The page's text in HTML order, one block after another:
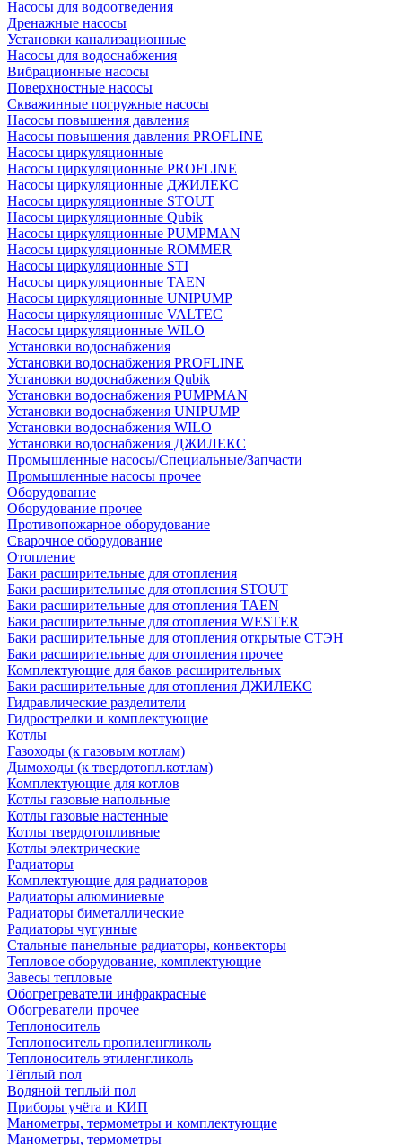
Насосы для водоотведения
Дренажные насосы
Установки канализационные
Насосы для водоснабжения
Вибрационные насосы
Поверхностные насосы
Скважинные погружные насосы
Насосы повышения давления
Насосы повышения давления PROFLINE
Насосы циркуляционные
Насосы циркуляционные PROFLINE
Насосы циркуляционные ДЖИЛЕКС
Насосы циркуляционные STOUT
Насосы циркуляционные Qubik
Насосы циркуляционные PUMPMAN
Насосы циркуляционные ROMMER
Насосы циркуляционные STI
Насосы циркуляционные TAEN
Насосы циркуляционные UNIPUMP
Насосы циркуляционные VALTEC
Насосы циркуляционные WILO
Установки водоснабжения
Установки водоснабжения PROFLINE
Установки водоснабжения Qubik
Установки водоснабжения PUMPMAN
Установки водоснабжения UNIPUMP
Установки водоснабжения WILO
Установки водоснабжения ДЖИЛЕКС
Промышленные насосы/Специальные/Запчасти
Промышленные насосы прочее
Оборудование
Оборудование прочее
Противопожарное оборудование
Сварочное оборудование
Отопление
Баки расширительные для отопления
Баки расширительные для отопления STOUT
Баки расширительные для отопления TAEN
Баки расширительные для отопления WESTER
Баки расширительные для отопления открытые СТЭН
Баки расширительные для отопления прочее
Комплектующие для баков расширительных
Баки расширительные для отопления ДЖИЛЕКС
Гидравлические разделители
Гидрострелки и комплектующие
Котлы
Газоходы (к газовым котлам)
Дымоходы (к твердотопл.котлам)
Комплектующие для котлов
Котлы газовые напольные
Котлы газовые настенные
Котлы твердотопливные
Котлы электрические
Радиаторы
Комплектующие для радиаторов
Радиаторы алюминиевые
Радиаторы биметаллические
Радиаторы чугунные
Стальные панельные радиаторы, конвекторы
Тепловое оборудование, комплектующие
Завесы тепловые
Обогрегреватели инфракрасные
Обогреватели прочее
Теплоноситель
Теплоноситель пропиленгликоль
Теплоноситель этиленгликоль
Тёплый пол
Водяной теплый пол
Приборы учёта и КИП
Манометры, термометры и комплектующие
Манометры, термометры